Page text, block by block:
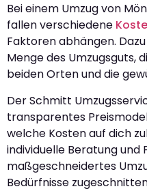
Bei einem Umzug von
fallen verschiedene
Faktoren abhängen.
Menge des Umzugsguts,
beiden Orten und die
Der Schmitt
transparentes
welche Kosten auf dich
individuelle Beratung und
maßgeschneidertes
Bedürfnisse